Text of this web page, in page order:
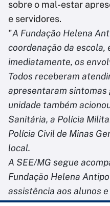
sobre o mal-estar
e servidores.
"A Fundação Helena
coordenação da escola,
imediatamente, os
Todos receberam
apresentaram sintomas
unidade também
Sanitária, a Polícia
Polícia Civil de Minas
local.
A SEE/MG segue
Fundação Helena
assistência aos alunos